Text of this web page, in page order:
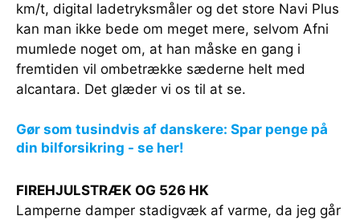
km/t, digital ladetryksmåler og det store Navi Plus
kan man ikke bede om meget mere, selvom Afni
mumlede noget om, at han måske en gang i
fremtiden vil ombetrække sæderne helt med
alcantara. Det glæder vi os til at se.
Gør som tusindvis af danskere: Spar penge på
din bilforsikring - se her!
FIREHJULSTRÆK OG 526 HK
Lamperne damper stadigvæk af varme, da jeg går